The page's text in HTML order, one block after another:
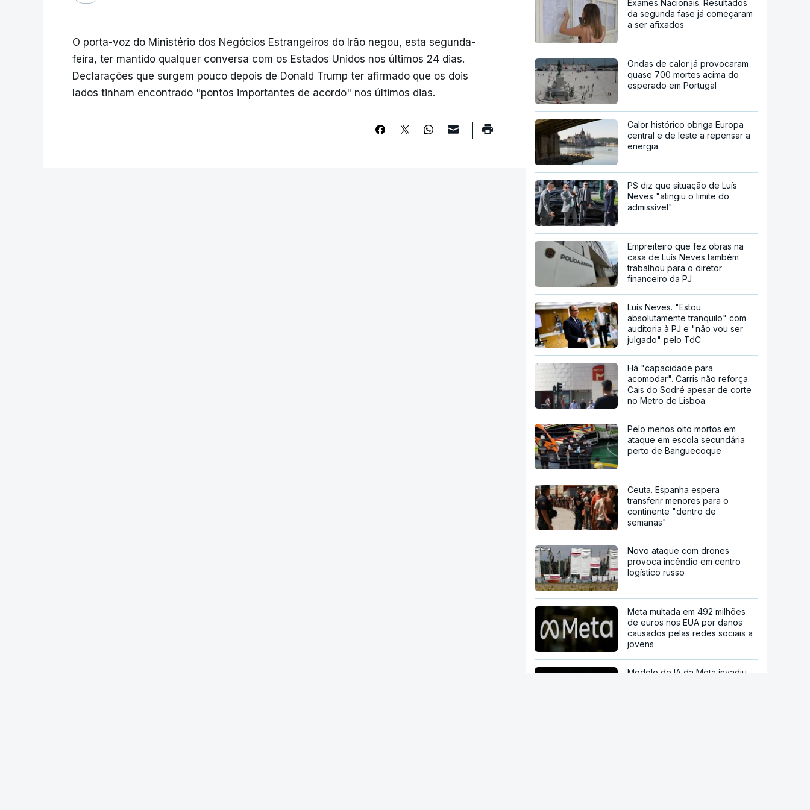
O porta-voz do Ministério dos Negócios Estrangeiros do Irão negou, esta segunda-
feira, ter mantido qualquer conversa com os Estados Unidos nos últimos 24 dias.
Declarações que surgem pouco depois de Donald Trump ter afirmado que os dois
lados tinham encontrado "pontos importantes de acordo" nos últimos dias.
Exames Nacionais. Resultados
da segunda fase já começaram
a ser afixados
Ondas de calor já provocaram
quase 700 mortes acima do
esperado em Portugal
Calor histórico obriga Europa
central e de leste a repensar a
energia
PS diz que situação de Luís
Neves "atingiu o limite do
admissível"
Empreiteiro que fez obras na
casa de Luís Neves também
trabalhou para o diretor
financeiro da PJ
Luís Neves. "Estou
absolutamente tranquilo" com
auditoria à PJ e "não vou ser
julgado" pelo TdC
Há "capacidade para
acomodar". Carris não reforça
Cais do Sodré apesar de corte
no Metro de Lisboa
Pelo menos oito mortos em
ataque em escola secundária
perto de Banguecoque
Ceuta. Espanha espera
transferir menores para o
continente "dentro de
semanas"
Novo ataque com drones
provoca incêndio em centro
logístico russo
Meta multada em 492 milhões
de euros nos EUA por danos
causados pelas redes sociais a
jovens
Modelo de IA da Meta invadiu